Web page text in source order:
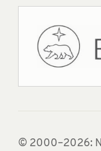
© 2000–2026: